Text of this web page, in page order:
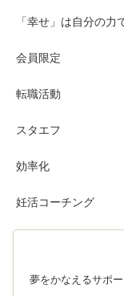
「幸せ」は自分の力
会員限定
転職活動
スタエフ
効率化
妊活コーチング
夢をかなえるサポ